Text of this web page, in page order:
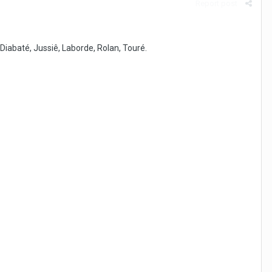
Jussiê, Laborde, Rolan, Touré.